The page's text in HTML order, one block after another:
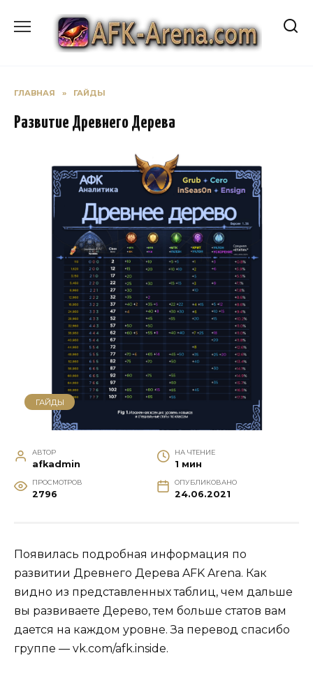
содержанию
ГЛАВНАЯ » ГАЙДЫ
Развитие Древнего Дерева
ГАЙДЫ
АВТОР
afkadmin
НА ЧТЕНИЕ
1 мин
ПРОСМОТРОВ
2796
ОПУБЛИКОВАНО
24.06.2021
Появилась подробная информация по
развитии Древнего Дерева AFK Arena. Как
видно из представленных таблиц, чем дальше
вы развиваете Дерево, тем больше статов вам
дается на каждом уровне. За перевод спасибо
группе — vk.com/afk.inside.